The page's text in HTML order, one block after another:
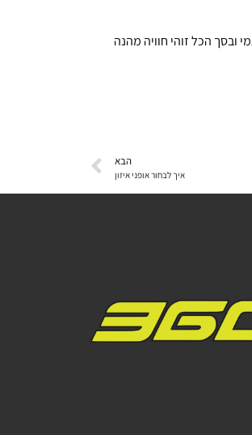
ובסך הכל זוהי חוויה מהנה
הבא
איך לבחור אופני איזון